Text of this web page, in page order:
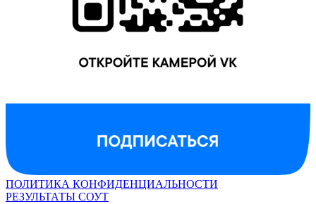
ПОЛИТИКА КОНФИДЕНЦИАЛЬНОСТИ
РЕЗУЛЬТАТЫ СОУТ